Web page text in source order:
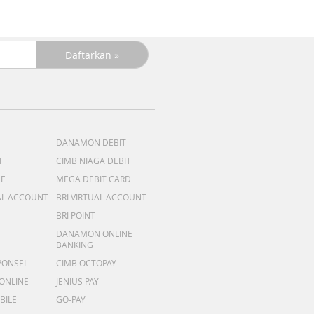
DANAMON DEBIT
CIMB NIAGA DEBIT
MEGA DEBIT CARD
ACCOUNT
BRI VIRTUAL ACCOUNT
BRI POINT
DANAMON ONLINE
BANKING
CIMB OCTOPAY
JENIUS PAY
GO-PAY